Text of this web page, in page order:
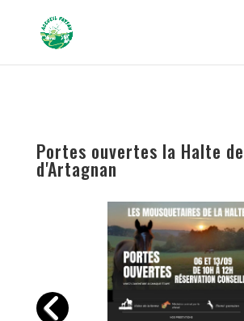
Type-Options Referrer-Policy Permissions-Policy
Portes ouvertes la Halte de
d'Artagnan